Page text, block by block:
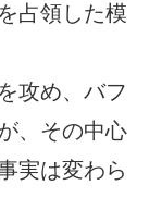
占領した模
攻め、バフ
、その中心
実は変わら